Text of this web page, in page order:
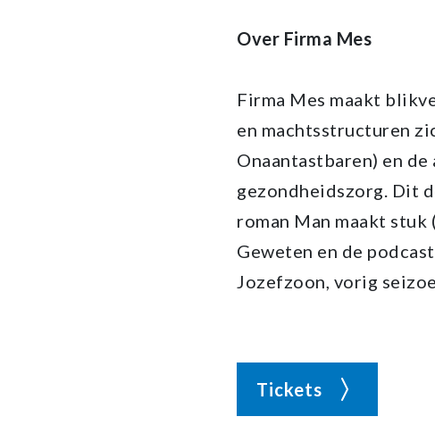
Over Firma Mes
Firma Mes maakt
en machtsstructuren
Onaantastbaren) en
gezondheidszorg. Dit
roman Man maakt
Geweten en de
Jozefzoon, vorig
Tickets